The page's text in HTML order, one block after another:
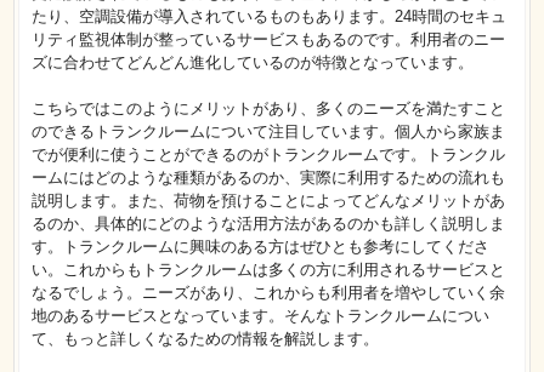
たり、空調設備が導入されているものもあります。24時間のセキュ
リティ監視体制が整っているサービスもあるのです。利用者のニー
ズに合わせてどんどん進化しているのが特徴となっています。
こちらではこのようにメリットがあり、多くのニーズを満たすこと
のできるトランクルームについて注目しています。個人から家族ま
でが便利に使うことができるのがトランクルームです。トランクル
ームにはどのような種類があるのか、実際に利用するための流れも
説明します。また、荷物を預けることによってどんなメリットがあ
るのか、具体的にどのような活用方法があるのかも詳しく説明しま
す。トランクルームに興味のある方はぜひとも参考にしてくださ
い。これからもトランクルームは多くの方に利用されるサービスと
なるでしょう。ニーズがあり、これからも利用者を増やしていく余
地のあるサービスとなっています。そんなトランクルームについ
て、もっと詳しくなるための情報を解説します。